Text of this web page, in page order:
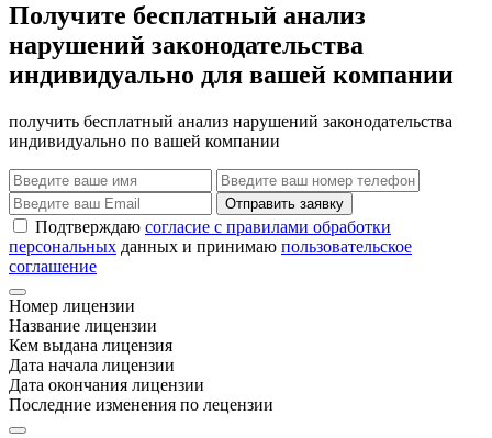
Получите бесплатный анализ
нарушений законодательства
индивидуально для вашей компании
получить бесплатный анализ нарушений законодательства
индивидуально по вашей компании
Отправить заявку
Подтверждаю согласие с правилами обработки
персональных данных и принимаю пользовательское
соглашение
Номер лицензии
Название лицензии
Кем выдана лицензия
Дата начала лицензии
Дата окончания лицензии
Последние изменения по лецензии